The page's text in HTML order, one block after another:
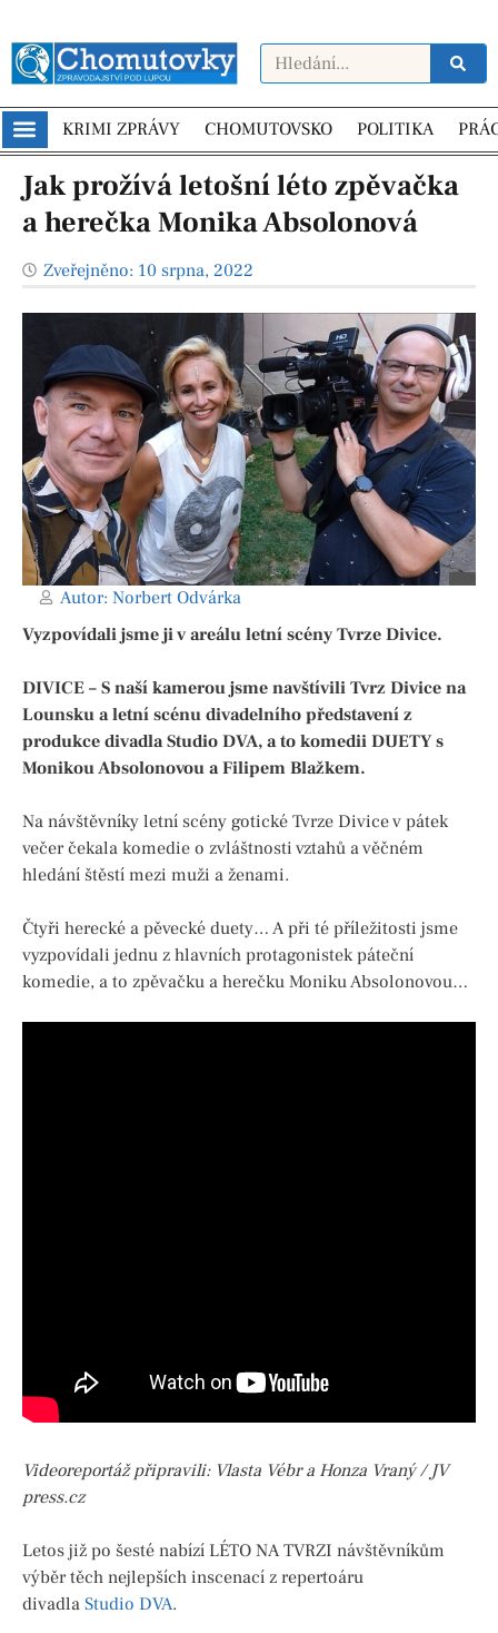
KRIMI ZPRÁVY CHOMUTOVSKO POLITIKA
Jak prožívá letošní léto zpěvačka
a herečka Monika Absolonová
Zveřejněno: 10 srpna, 2022
Autor: Norbert Odvárka
Vyzpovídali jsme ji v areálu letní scény Tvrze Divice.
DIVICE – S naší kamerou jsme navštívili Tvrz Divice na
Lounsku a letní scénu divadelního představení z
produkce divadla Studio DVA, a to komedii DUETY s
Monikou Absolonovou a Filipem Blažkem.
Na návštěvníky letní scény gotické Tvrze Divice v pátek
večer čekala komedie o zvláštnosti vztahů a věčném
hledání štěstí mezi muži a ženami.
Čtyři herecké a pěvecké duety… A při té příležitosti jsme
vyzpovídali jednu z hlavních protagonistek páteční
komedie, a to zpěvačku a herečku Moniku Absolonovou…
Videoreportáž připravili: Vlasta Vébr a Honza Vraný / JV
press.cz
Letos již po šesté nabízí LÉTO NA TVRZI návštěvníkům
výběr těch nejlepších inscenací z repertoáru
divadla Studio DVA.